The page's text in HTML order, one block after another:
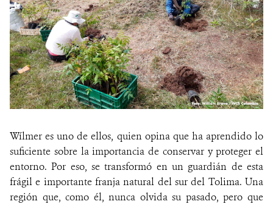
Wílmer es uno de ellos, quien opina que ha aprendido lo
suficiente sobre la importancia de conservar y proteger el
entorno. Por eso, se transformó en un guardián de esta
frágil e importante franja natural del sur del Tolima. Una
región que, como él, nunca olvida su pasado, pero que